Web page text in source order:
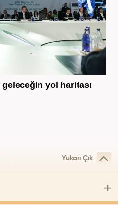
geleceğin yol haritası
Yukarı Çık